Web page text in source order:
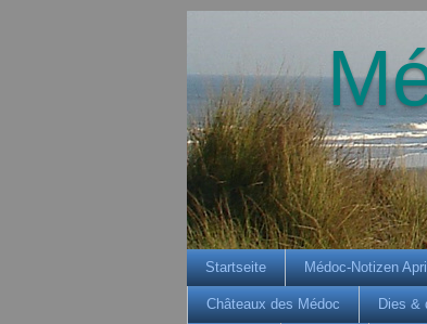
Startseite Médoc-Notizen
Châteaux des Médoc Dies &